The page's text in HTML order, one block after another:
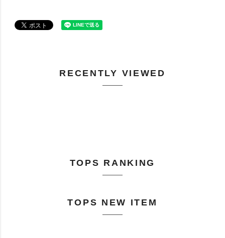
RECENTLY VIEWED
TOPS RANKING
TOPS NEW ITEM